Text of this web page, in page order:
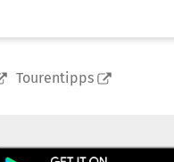
Tourentipps